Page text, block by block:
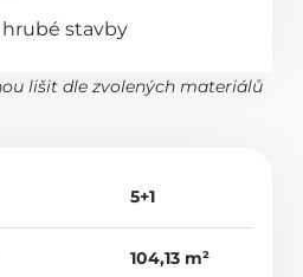
hrubé stavby
lišit dle zvolených materiálů
5+1
104,13 m²